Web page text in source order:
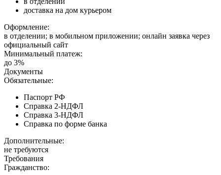
доставка на дом курьером
Оформление:
в отделении; в мобильном приложении; онлайн заявка через
официальный сайт
Минимальный платеж:
до 3%
Документы
Обязательные:
Паспорт РФ
Справка 2-НДФЛ
Справка 3-НДФЛ
Справка по форме банка
Дополнительные:
не требуются
Требования
Гражданство: